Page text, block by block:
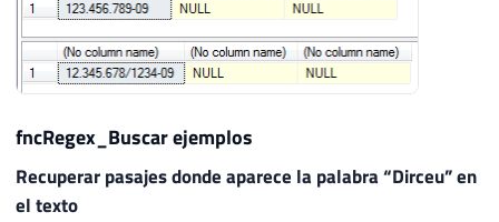
fncRegex_Buscar ejemplos
Recuperar pasajes donde aparece la palabra “Dirceu” en
el texto